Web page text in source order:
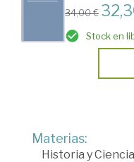
34,00 €
Stock en
Materias:
Historia y